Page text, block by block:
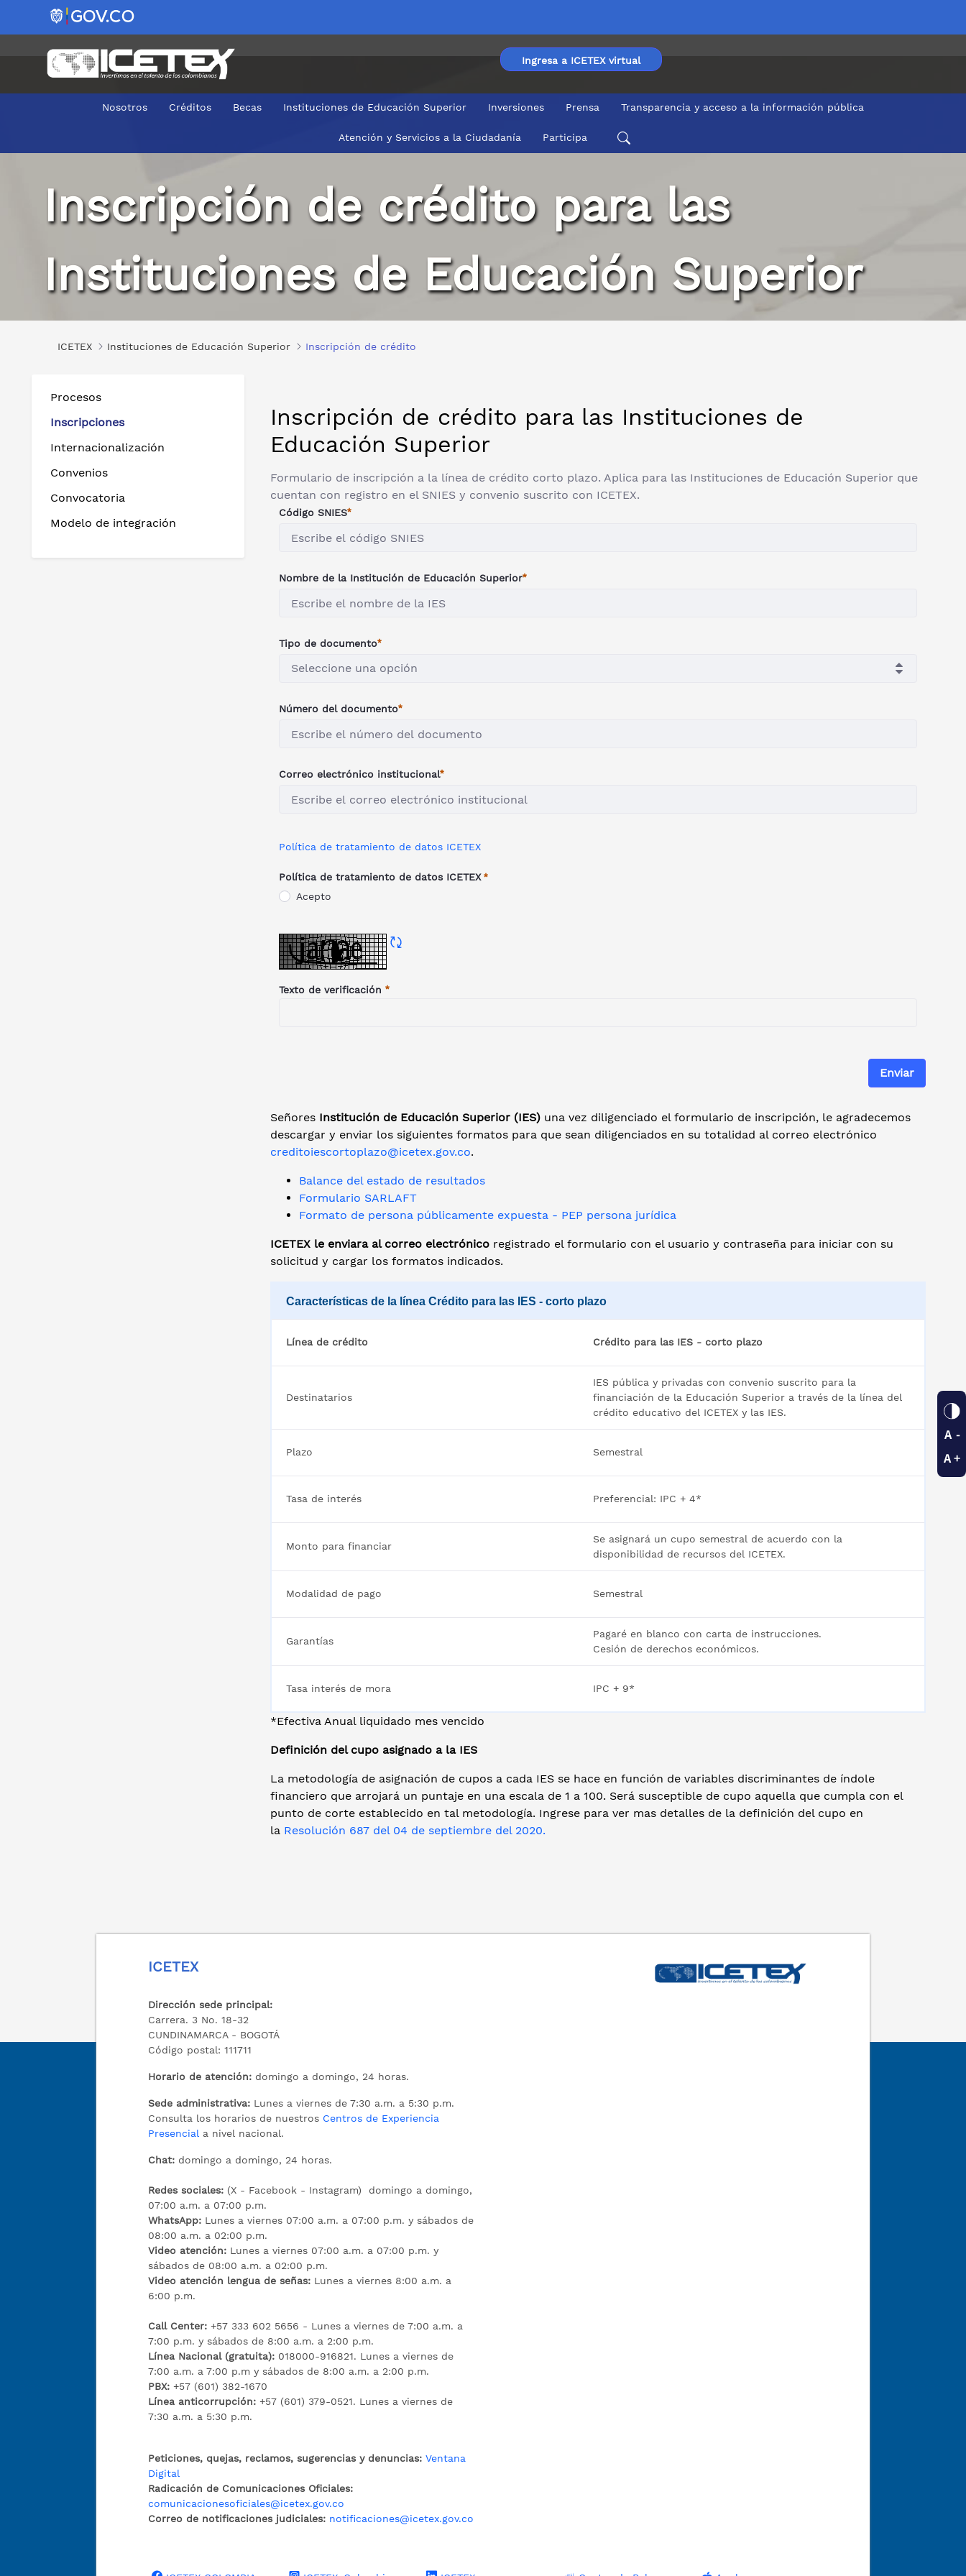
Ingresa a ICETEX virtual
Nosotros Créditos Becas Instituciones de Educación Superior Inversiones Prensa Transparencia y acceso a la información pública
Atención y Servicios a la Ciudadanía Participa
Inscripción de crédito para las
Instituciones de Educación Superior
ICETEX Instituciones de Educación Superior Inscripción de crédito
Procesos
Inscripciones
Internacionalización
Convenios
Convocatoria
Modelo de integración
Inscripción de crédito para las Instituciones de
Educación Superior
Formulario de inscripción a la línea de crédito corto plazo. Aplica para las Instituciones de Educación Superior que
cuentan con registro en el SNIES y convenio suscrito con ICETEX.
Código SNIES
Nombre de la Institución de Educación Superior
Tipo de documento
Seleccione una opción
Número del documento
Correo electrónico institucional
Política de tratamiento de datos ICETEX
Política de tratamiento de datos ICETEX
Acepto
Texto de verificación
Enviar
Señores Institución de Educación Superior (IES) una vez diligenciado el formulario de inscripción, le agradecemos
descargar y enviar los siguientes formatos para que sean diligenciados en su totalidad al correo electrónico
creditoiescortoplazo@icetex.gov.co.
Balance del estado de resultados
Formulario SARLAFT
Formato de persona públicamente expuesta - PEP persona jurídica
ICETEX le enviara al correo electrónico registrado el formulario con el usuario y contraseña para iniciar con su
solicitud y cargar los formatos indicados.
Características de la línea Crédito para las IES - corto plazo
Línea de crédito Crédito para las IES - corto plazo
Destinatarios
IES pública y privadas con convenio suscrito para la
financiación de la Educación Superior a través de la línea del
crédito educativo del ICETEX y las IES.
Plazo Semestral
Tasa de interés Preferencial: IPC + 4*
Monto para financiar
Se asignará un cupo semestral de acuerdo con la
disponibilidad de recursos del ICETEX.
Modalidad de pago Semestral
Garantías
Pagaré en blanco con carta de instrucciones.
Cesión de derechos económicos.
Tasa interés de mora IPC + 9*
*Efectiva Anual liquidado mes vencido
Definición del cupo asignado a la IES
La metodología de asignación de cupos a cada IES se hace en función de variables discriminantes de índole
financiero que arrojará un puntaje en una escala de 1 a 100. Será susceptible de cupo aquella que cumpla con el
punto de corte establecido en tal metodología. Ingrese para ver mas detalles de la definición del cupo en
la Resolución 687 del 04 de septiembre del 2020.
ICETEX
Dirección sede principal:
Carrera. 3 No. 18-32
CUNDINAMARCA - BOGOTÁ
Código postal: 111711
Horario de atención: domingo a domingo, 24 horas.
Sede administrativa: Lunes a viernes de 7:30 a.m. a 5:30 p.m.
Consulta los horarios de nuestros Centros de Experiencia
Presencial a nivel nacional.
Chat: domingo a domingo, 24 horas.
Redes sociales: (X - Facebook - Instagram) domingo a domingo,
07:00 a.m. a 07:00 p.m.
WhatsApp: Lunes a viernes 07:00 a.m. a 07:00 p.m. y sábados de
08:00 a.m. a 02:00 p.m.
Video atención: Lunes a viernes 07:00 a.m. a 07:00 p.m. y
sábados de 08:00 a.m. a 02:00 p.m.
Video atención lengua de señas: Lunes a viernes 8:00 a.m. a
6:00 p.m.
Call Center:+57 333 602 5656 - Lunes a viernes de 7:00 a.m. a
7:00 p.m. y sábados de 8:00 a.m. a 2:00 p.m.
Línea Nacional (gratuita): 018000-916821. Lunes a viernes de
7:00 a.m. a 7:00 p.m y sábados de 8:00 a.m. a 2:00 p.m.
PBX:+57 (601) 382-1670
Línea anticorrupción:+57 (601) 379-0521. Lunes a viernes de
7:30 a.m. a 5:30 p.m.
Peticiones, quejas, reclamos, sugerencias y denuncias: Ventana
Digital
Radicación de Comunicaciones Oficiales:
comunicacionesoficiales@icetex.gov.co
Correo de notificaciones judiciales: notificaciones@icetex.gov.co